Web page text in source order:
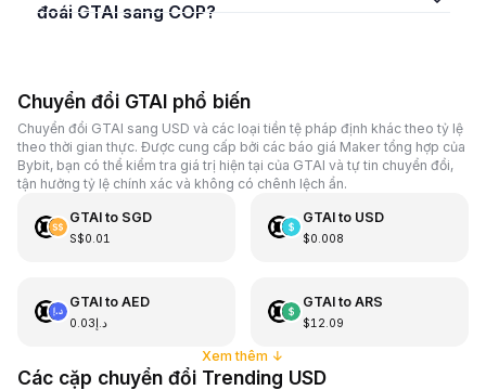
đoái GTAI sang COP?
Chuyển đổi GTAI phổ biến
Chuyển đổi GTAI sang USD và các loại tiền tệ pháp định khác theo tỷ lệ
theo thời gian thực. Được cung cấp bởi các báo giá Maker tổng hợp của
Bybit, bạn có thể kiểm tra giá trị hiện tại của GTAI và tự tin chuyển đổi,
tận hưởng tỷ lệ chính xác và không có chênh lệch ẩn.
GTAIto SGD
S$0.01
GTAIto USD
$0.008
GTAIto AED
د.إ0.03
GTAIto ARS
$12.09
Xem thêm ↓
Các cặp chuyển đổi Trending USD